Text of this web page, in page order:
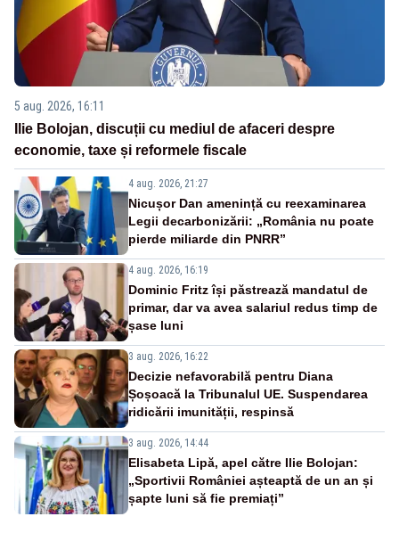
5 aug. 2026, 16:11
Ilie Bolojan, discuții cu mediul de afaceri despre
economie, taxe și reformele fiscale
4 aug. 2026, 21:27
Nicușor Dan amenință cu reexaminarea
Legii decarbonizării: „România nu poate
pierde miliarde din PNRR”
4 aug. 2026, 16:19
Dominic Fritz își păstrează mandatul de
primar, dar va avea salariul redus timp de
șase luni
3 aug. 2026, 16:22
Decizie nefavorabilă pentru Diana
Șoșoacă la Tribunalul UE. Suspendarea
ridicării imunității, respinsă
3 aug. 2026, 14:44
Elisabeta Lipă, apel către Ilie Bolojan:
„Sportivii României așteaptă de un an și
șapte luni să fie premiați”